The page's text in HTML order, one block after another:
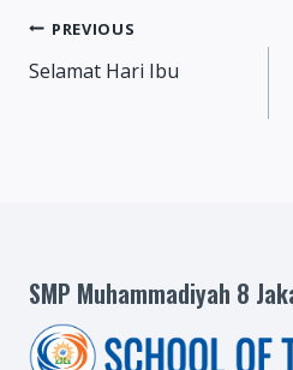
Post
PREVIOUS
Selamat Hari Ibu
SMP Muhammadiyah 8